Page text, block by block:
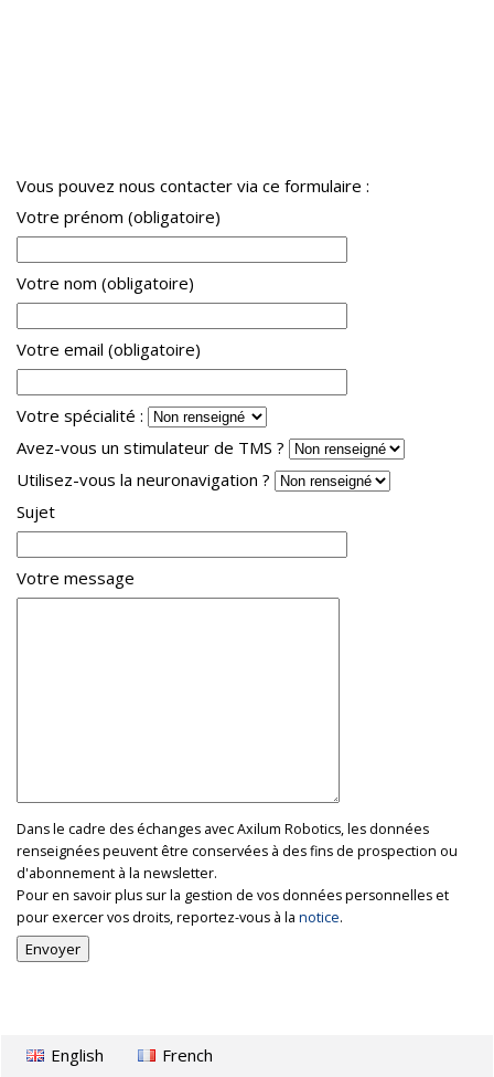
Vous pouvez nous contacter via ce formulaire :
Votre prénom (obligatoire)
Votre nom (obligatoire)
Votre email (obligatoire)
Votre spécialité :
Avez-vous un stimulateur de TMS ?
Utilisez-vous la neuronavigation ?
Sujet
Votre message
Dans le cadre des échanges avec Axilum Robotics, les données
renseignées peuvent être conservées à des fins de prospection ou
d'abonnement à la newsletter.
Pour en savoir plus sur la gestion de vos données personnelles et
pour exercer vos droits, reportez-vous à la notice.
English French